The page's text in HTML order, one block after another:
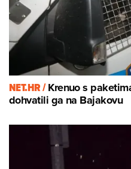
NET.HR /Krenuo s
dohvatili ga na Bajakovu